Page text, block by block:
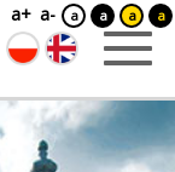
a+ a- a a a a